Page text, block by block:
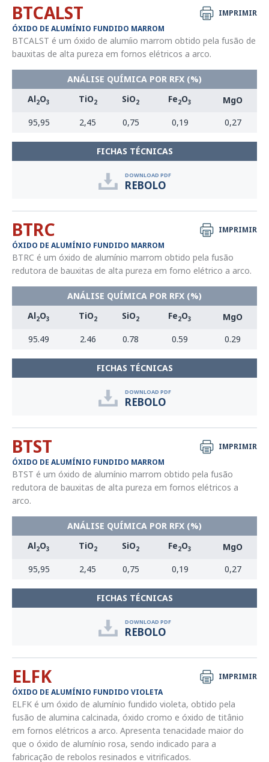
IMPRIMIR
BTCALST
ÓXIDO DE ALUMÍNIO FUNDIDO MARROM
BTCALST é um óxido de alumíio marrom obtido pela fusão de
bauxitas de alta pureza em fornos elétricos a arco.
ANÁLISE QUÍMICA POR RFX (%)
Al2O3 TiO2 SiO2 Fe2O3
MgO
95,95
2,45 0,75 0,19 0,27
FICHAS TÉCNICAS
DOWNLOAD PDF
REBOLO
IMPRIMIR
BTRC
ÓXIDO DE ALUMÍNIO FUNDIDO MARROM
BTRC é um óxido de alumínio marrom obtido pela fusão
redutora de bauxitas de alta pureza em forno elétrico a arco.
ANÁLISE QUÍMICA POR RFX (%)
Al2O3 TiO2 SiO2 Fe2O3
MgO
95.49
2.46 0.78 0.59 0.29
FICHAS TÉCNICAS
DOWNLOAD PDF
REBOLO
IMPRIMIR
BTST
ÓXIDO DE ALUMÍNIO FUNDIDO MARROM
BTST é um óxido de alumínio marrom obtido pela fusão
redutora de bauxitas de alta pureza em fornos elétricos a
arco.
ANÁLISE QUÍMICA POR RFX (%)
Al2O3 TiO2 SiO2 Fe2O3
MgO
95,95
2,45 0,75 0,19 0,27
FICHAS TÉCNICAS
DOWNLOAD PDF
REBOLO
IMPRIMIR
ELFK
ÓXIDO DE ALUMÍNIO FUNDIDO VIOLETA
ELFK é um óxido de alumínio fundido violeta, obtido pela
fusão de alumina calcinada, óxido cromo e óxido de titânio
em fornos elétricos a arco. Apresenta tenacidade maior do
que o óxido de alumínio rosa, sendo indicado para a
fabricação de rebolos resinados e vitrificados.